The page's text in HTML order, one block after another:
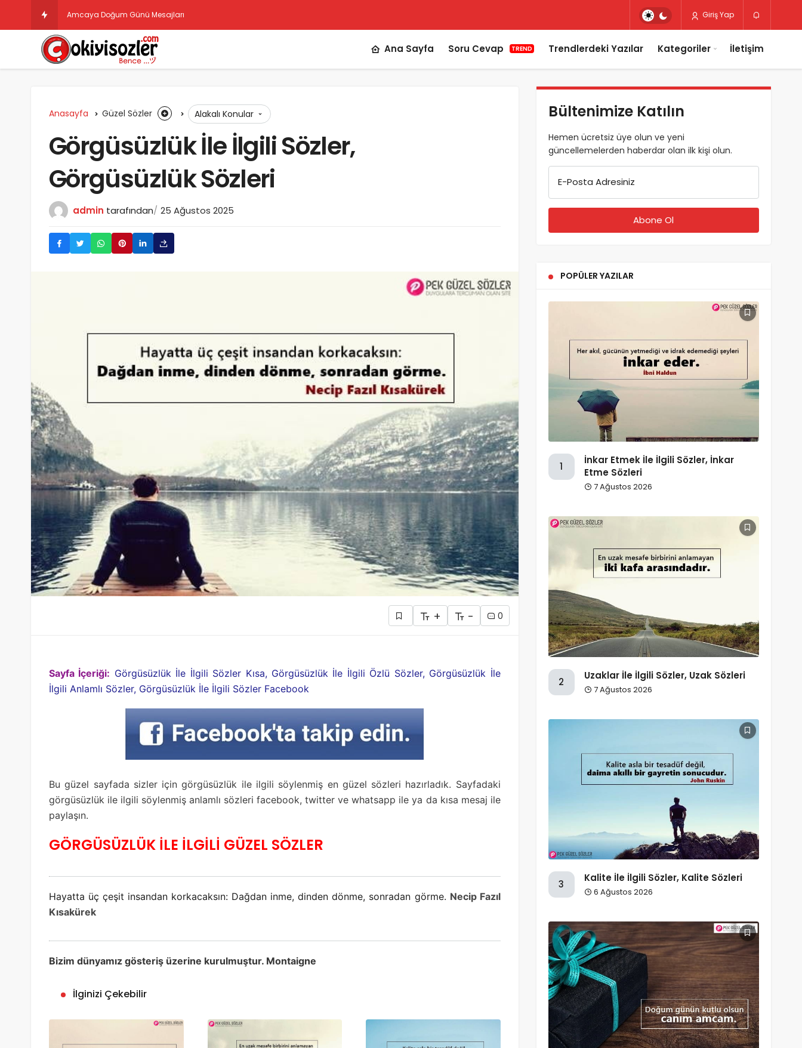
Amcaya Doğum Günü Mesajları Giriş Yap
Ana Sayfa Soru Cevap TREND Trendlerdeki Yazılar Kategoriler İletişim
Anasayfa Güzel Sözler Alakalı Konular
Görgüsüzlük İle İlgili Sözler,
Görgüsüzlük Sözleri
admin tarafından 25 Ağustos 2025
+ - 0
Sayfa İçeriği: Görgüsüzlük İle İlgili Sözler Kısa, Görgüsüzlük İle İlgili Özlü Sözler, Görgüsüzlük İle
İlgili Anlamlı Sözler, Görgüsüzlük İle İlgili Sözler Facebook
Bu güzel sayfada sizler için görgüsüzlük ile ilgili söylenmiş en güzel sözleri hazırladık. Sayfadaki
görgüsüzlük ile ilgili söylenmiş anlamlı sözleri facebook, twitter ve whatsapp ile ya da kısa mesaj ile
paylaşın.
GÖRGÜSÜZLÜK İLE İLGİLİ GÜZEL SÖZLER
Hayatta üç çeşit insandan korkacaksın: Dağdan inme, dinden dönme, sonradan görme. Necip Fazıl
Kısakürek
Bizim dünyamız gösteriş üzerine kurulmuştur. Montaigne
İlginizi Çekebilir
Bültenimize Katılın
Hemen ücretsiz üye olun ve yeni
güncellemelerden haberdar olan ilk kişi olun.
E-Posta Adresiniz
POPÜLER YAZILAR
1
İnkar Etmek İle İlgili Sözler, İnkar
Etme Sözleri
7 Ağustos 2026
2
Uzaklar İle İlgili Sözler, Uzak Sözleri
7 Ağustos 2026
3
Kalite İle İlgili Sözler, Kalite Sözleri
6 Ağustos 2026